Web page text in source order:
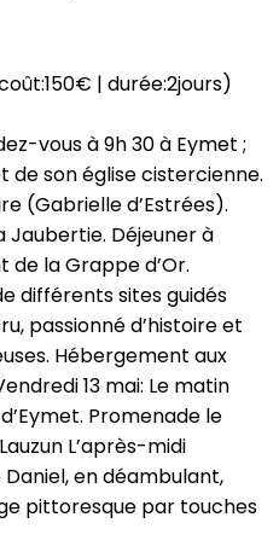
| durée:2jours)
vous à 9h 30 à Eymet ;
de son église cistercienne.
(Gabrielle d’Estrées).
Jaubertie. Déjeuner à
la Grappe d’Or.
différents sites guidés
passionné d’histoire et
Hébergement aux
13 mai: Le matin
Promenade le
L’après-midi
en déambulant,
pittoresque par touches